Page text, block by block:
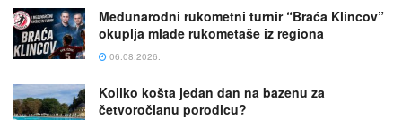
Međunarodni rukometni turnir “Braća Klincov”
okuplja mlade rukometaše iz regiona
06.08.2026.
Koliko košta jedan dan na bazenu za
četvoročlanu porodicu?